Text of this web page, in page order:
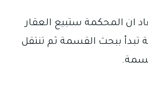
ان المحكمة ستبيع العقار
تبدأ ببحث القسمة ثم تنتقل